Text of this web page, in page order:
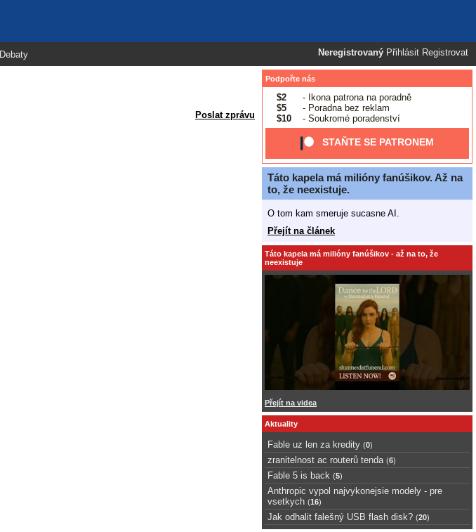
Neregistrovaný Přihlásit Registrovat
Debaty
Poslat zprávu
Podpořte nás
$2
- Ikona patrona na poradně
$5
- Poradna bez reklam
$10
- Soukromé poradenství
STAŇTE SE PATRONEM
Táto kapela má milióny fanúšikov. Až na
to, že neexistuje.
O tom kam smeruje sucasne AI.
Přejít na článek
Táto kapela má milióny fanúšikov - až na to, že
neexistuje
Přejít na videa
Aktuality
Fable uz len za kredity (0)
zranitelnost ac routerů tenda (6)
Fable 5 is back (5)
Anthropic vypol najvykonejsie modely - pre
vsetkych (16)
Jak odhalit falešný USB flash disk? (20)